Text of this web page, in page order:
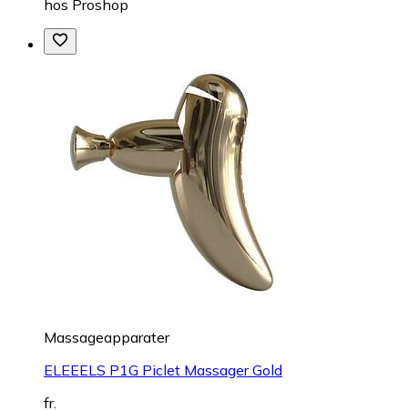
hos Proshop
Massageapparater
ELEEELS P1G Piclet Massager Gold
fr.